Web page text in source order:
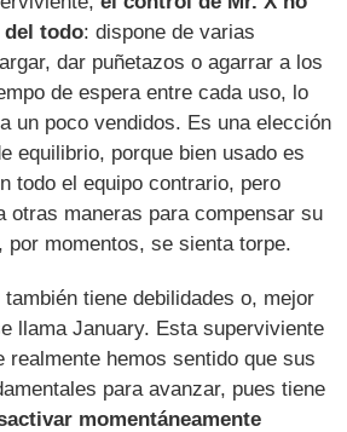
del todo: dispone de varias
dar puñetazos o agarrar a los
de espera entre cada uso, lo
un poco vendidos. Es una elección
equilibrio, porque bien usado es
todo el equipo contrario, pero
otras maneras para compensar su
por momentos, se sienta torpe.
tiene debilidades o, mejor
llama January. Esta superviviente
realmente hemos sentido que sus
para avanzar, pues tiene
momentáneamente